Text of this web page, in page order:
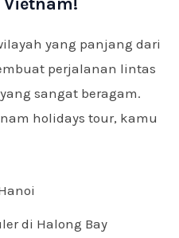
yang panjang dari
perjalanan lintas
sangat beragam.
holidays tour, kamu
di Halong Bay